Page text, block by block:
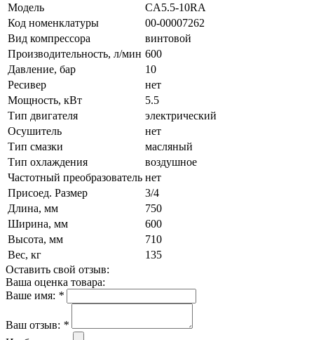
Модель
CA5.5-10RA
Код номенклатуры
00-00007262
Вид компрессора
винтовой
Производительность, л/мин 600
Давление, бар
10
Ресивер
нет
Мощность, кВт
5.5
Тип двигателя
электрический
Осушитель
нет
Тип смазки
масляный
Тип охлаждения
воздушное
Частотный преобразователь нет
Присоед. Размер
3/4
Длина, мм
750
Ширина, мм
600
Высота, мм
710
Вес, кг
135
Оставить свой отзыв:
Ваша оценка товара:
Ваше имя: *
Ваш отзыв: *